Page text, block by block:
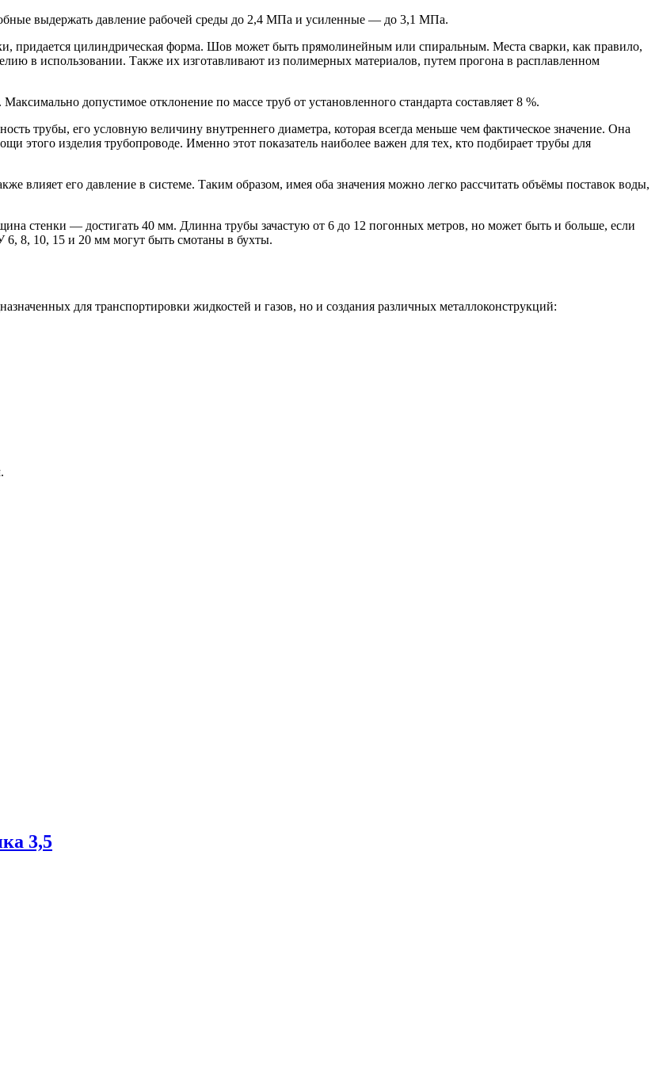
выдержать давление рабочей среды до 2,4 МПа и усиленные — до 3,1 МПа.
придается цилиндрическая форма. Шов может быть прямолинейным или спиральным. Места сварки, как правило,
в использовании. Также их изготавливают из полимерных материалов, путем прогона в расплавленном
допустимое отклонение по массе труб от установленного стандарта составляет 8 %.
трубы, его условную величину внутреннего диаметра, которая всегда меньше чем фактическое значение. Она
этого изделия трубопроводе. Именно этот показатель наиболее важен для тех, кто подбирает трубы для
влияет его давление в системе. Таким образом, имея оба значения можно легко рассчитать объёмы поставок воды,
стенки — достигать 40 мм. Длинна трубы зачастую от 6 до 12 погонных метров, но может быть и больше, если
6, 8, 10, 15 и 20 мм могут быть смотаны в бухты.
для транспортировки жидкостей и газов, но и создания различных металлоконструкций:
3,5